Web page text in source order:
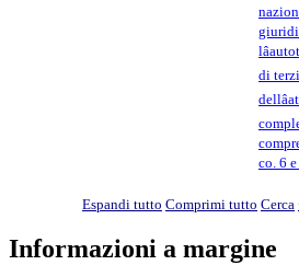
di terzi
co. 6
Espandi tutto Comprimi tutto Cerca
Informazioni a margine